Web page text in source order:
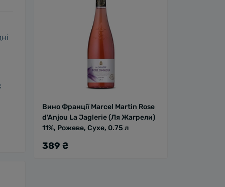
Вино Франції Marcel Martin Rose
d'Anjou La Jaglerie (Ля Жагрели)
11%, Рожеве, Сухе, 0.75 л
389 ₴